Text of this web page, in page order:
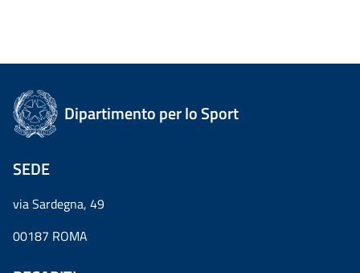
Dipartimento per lo Sport
SEDE
via Sardegna, 49
00187 ROMA